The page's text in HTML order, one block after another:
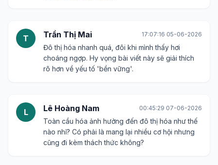
T Trần Thị Mai 17:07:16 05-06-2026
Đô thị hóa nhanh quá, đôi khi mình thấy hơi
choáng ngợp. Hy vọng bài viết này sẽ giải thích
rõ hơn về yếu tố 'bền vững'.
L Lê Hoàng Nam 00:45:29 07-06-2026
Toàn cầu hóa ảnh hưởng đến đô thị hóa như thế
nào nhỉ? Có phải là mang lại nhiều cơ hội nhưng
cũng đi kèm thách thức không?